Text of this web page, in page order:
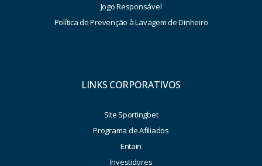
Jogo Responsável
Política de Prevenção à Lavagem de Dinheiro
LINKS CORPORATIVOS
Site Sportingbet
Programa de Afiliados
Entain
Investidores